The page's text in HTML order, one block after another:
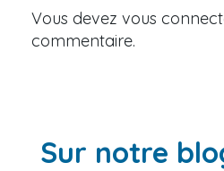
Vous devez vous
commentaire.
Sur notre